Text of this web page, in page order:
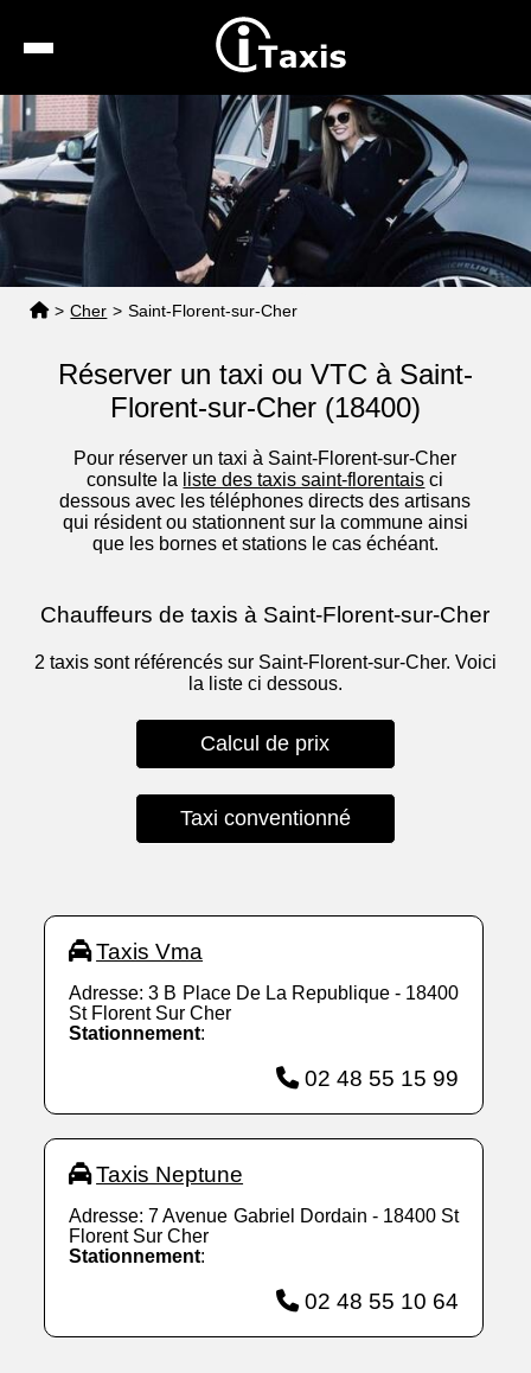
Recherche
Calcul de tarif
Taxis conventionnés
Espace pro
> Cher > Saint-Florent-sur-Cher
Réserver un taxi ou VTC à Saint-
Florent-sur-Cher (18400)
Pour réserver un taxi à Saint-Florent-sur-Cher
consulte la liste des taxis saint-florentais ci
dessous avec les téléphones directs des artisans
qui résident ou stationnent sur la commune ainsi
que les bornes et stations le cas échéant.
Chauffeurs de taxis à Saint-Florent-sur-Cher
2 taxis sont référencés sur Saint-Florent-sur-Cher. Voici
la liste ci dessous.
Calcul de prix
Taxi conventionné
Taxis Vma
Adresse: 3 B Place De La Republique - 18400
St Florent Sur Cher
Stationnement:
02 48 55 15 99
Taxis Neptune
Adresse: 7 Avenue Gabriel Dordain - 18400 St
Florent Sur Cher
Stationnement:
02 48 55 10 64